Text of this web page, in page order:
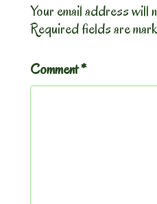
Your email address will
Required fields are
Comment*